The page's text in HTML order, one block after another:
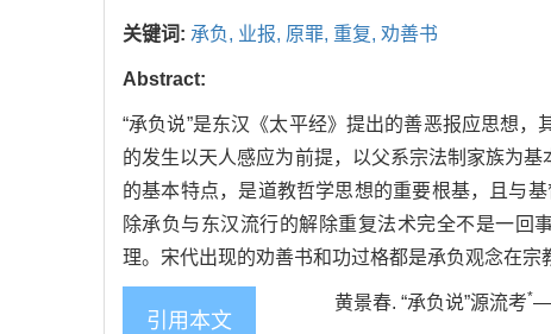
关键词: 承负, 业报, 原罪, 重复, 劝善书
Abstract:
“承负说”是东汉《太平经》提出的善恶报应思想
的发生以天人感应为前提，以父系宗法制家族为
的基本特点，是道教哲学思想的重要根基，且与
除承负与东汉流行的解除重复法术完全不是一回
理。宋代出现的劝善书和功过格都是承负观念在宗
引用本文
黄景春. “承负说”源流考*